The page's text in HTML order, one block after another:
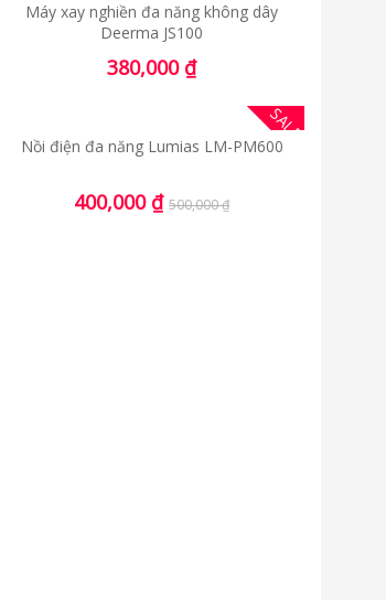
Máy xay nghiền đa năng không dây
Deerma JS100
380,000 ₫
SALE
Nồi điện đa năng Lumias LM-PM600
400,000 ₫ 500,000₫